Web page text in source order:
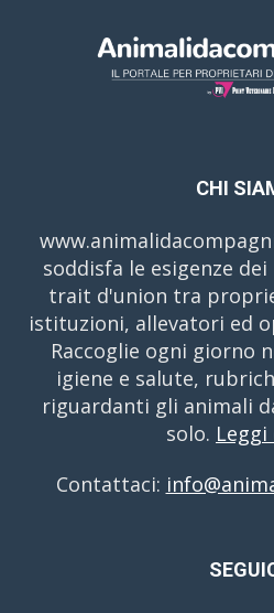
CHI
soddisfa le esigenze
trait d'union tra
istituzioni, allevatori ed
Raccoglie ogni giorno
igiene e salute,
riguardanti gli animali
solo.
Contattaci: